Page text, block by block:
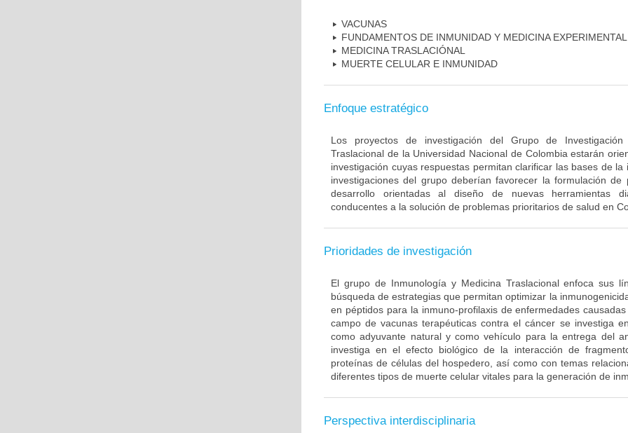
VACUNAS
FUNDAMENTOS DE INMUNIDAD Y MEDICINA EXPERIMENTAL
MEDICINA TRASLACIÓNAL
MUERTE CELULAR E INMUNIDAD
Enfoque estratégico
Los proyectos de investigación del Grupo de
Traslacional de la Universidad Nacional de Colombia estarán
investigación cuyas respuestas permitan clarificar las bases de
investigaciones del grupo deberían favorecer la formulación
desarrollo orientadas al diseño de nuevas herramientas
conducentes a la solución de problemas prioritarios de salud en
Prioridades de investigación
El grupo de Inmunología y Medicina Traslacional enfoca sus
búsqueda de estrategias que permitan optimizar la
en péptidos para la inmuno-profilaxis de enfermedades
campo de vacunas terapéuticas contra el cáncer se investiga
como adyuvante natural y como vehículo para la entrega del
investiga en el efecto biológico de la interacción de
proteínas de células del hospedero, así como con temas
diferentes tipos de muerte celular vitales para la generación de
Perspectiva interdisciplinaria